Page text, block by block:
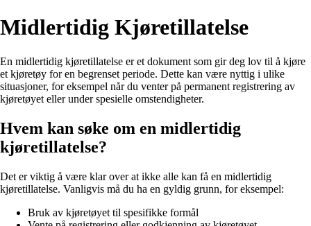
Midlertidig Kjøretillatelse
En midlertidig kjøretillatelse er et dokument som gir deg lov til å kjøre
et kjøretøy for en begrenset periode. Dette kan være nyttig i ulike
situasjoner, for eksempel når du venter på permanent registrering av
kjøretøyet eller under spesielle omstendigheter.
Hvem kan søke om en midlertidig
kjøretillatelse?
Det er viktig å være klar over at ikke alle kan få en midlertidig
kjøretillatelse. Vanligvis må du ha en gyldig grunn, for eksempel:
Bruk av kjøretøyet til spesifikke formål